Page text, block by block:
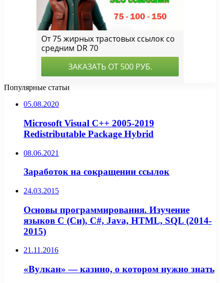
Популярные статьи
05.08.2020
Microsoft Visual C++ 2005-2019
Redistributable Package Hybrid
08.06.2021
Заработок на сокращении ссылок
24.03.2015
Основы программирования. Изучение
языков C (Cи), C#, Java, HTML, SQL (2014-
2015)
21.11.2016
«Вулкан» — казино, о котором нужно знать